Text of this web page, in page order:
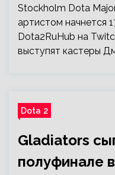
Stockholm Dota
артистом начнется
Dota2RuHub на
выступят кастеры
Dota 2
Gladiators
полуфинале